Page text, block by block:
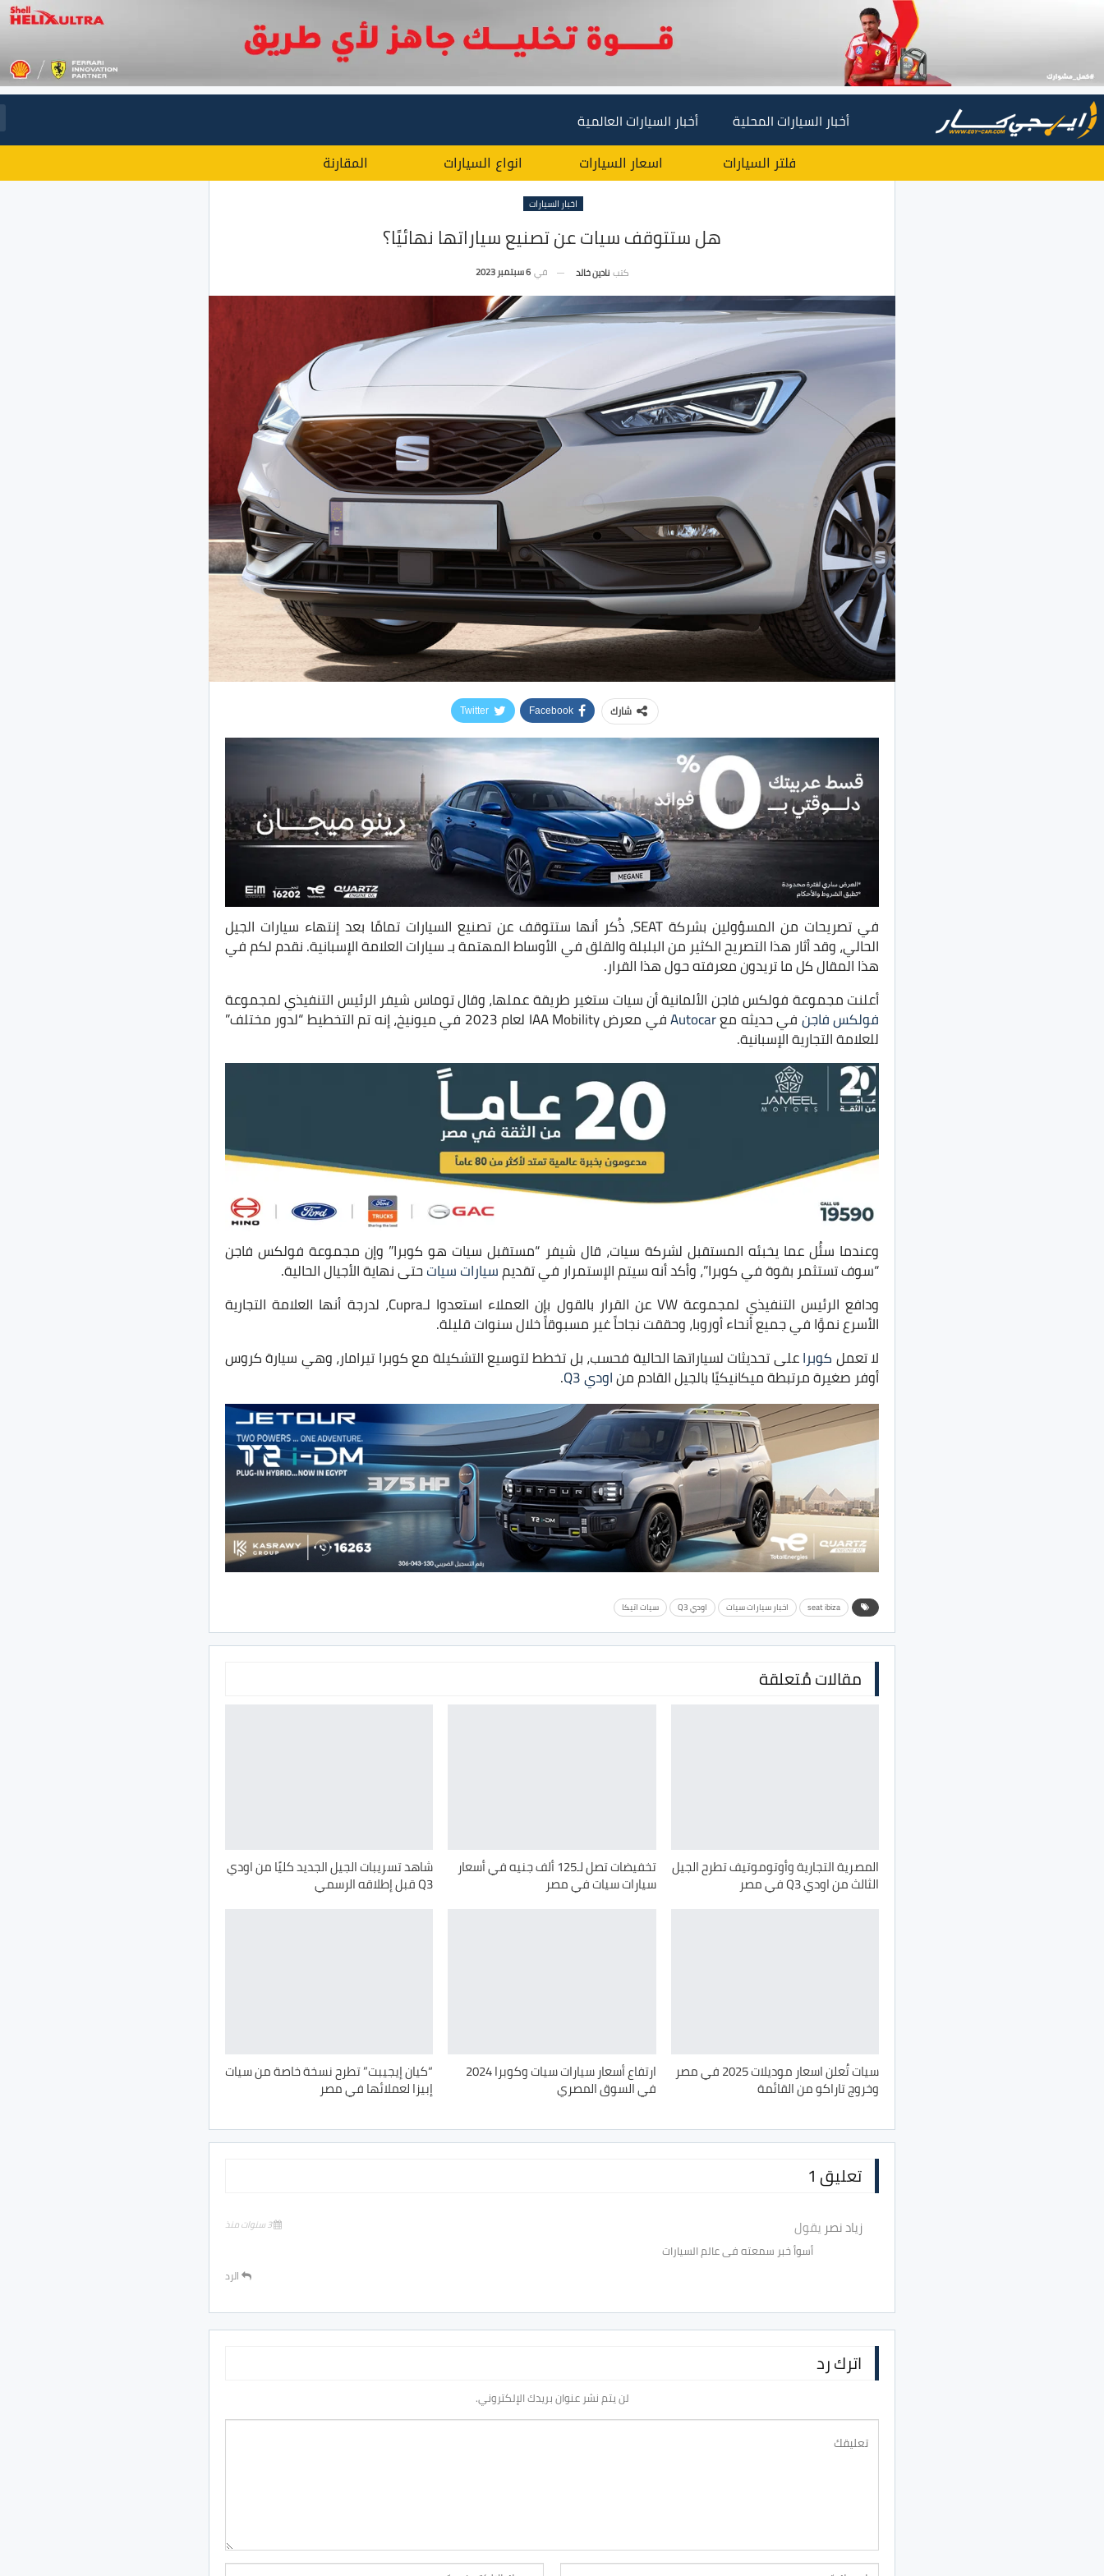
أخبار السيارات المحلية أخبار السيارات العالمية
فلتر السيارات اسعار السيارات انواع السيارات المقارنة
اخبار السيارات
هل ستتوقف سيات عن تصنيع سياراتها نهائيًا؟
كتب نادين خالد في 6 سبتمبر 2023
شارك Facebook
Twitter
في تصريحات من المسؤولين بشركة SEAT، ذُكر أنها ستتوقف عن تصنيع السيارات تمامًا بعد إنتهاء سيارات الجيل
الحالي، وقد أثار هذا التصريح الكثير من البلبلة والقلق في الأوساط المهتمة بـ سيارات العلامة الإسبانية. نقدم لكم في
هذا المقال كل ما تريدون معرفته حول هذا القرار.
أعلنت مجموعة فولكس فاجن الألمانية أن سيات ستغير طريقة عملها، وقال توماس شيفر الرئيس التنفيذي لمجموعة
فولكس فاجنفي حديثه معAutocar في معرض IAA Mobility لعام 2023 في ميونيخ، إنه تم التخطيط “لدور مختلف”
للعلامة التجارية الإسبانية.
وعندما سئُل عما يخبئه المستقبل لشركة سيات، قال شيفر “مستقبل سيات هو كوبرا” وإن مجموعة فولكس فاجن
“سوف تستثمر بقوة في كوبرا”، وأكد أنه سيتم الإستمرار في تقديمسيارات سياتحتى نهاية الأجيال الحالية.
ودافع الرئيس التنفيذي لمجموعة VW عن القرار بالقول بإن العملاء استعدوا لـCupra، لدرجة أنها العلامة التجارية
الأسرع نموًا في جميع أنحاء أوروبا، وحققت نجاحاً غير مسبوقاً خلال سنوات قليلة.
لا تعملكوبراعلى تحديثات لسياراتها الحالية فحسب، بل تخطط لتوسيع التشكيلة مع كوبرا تيرامار، وهي سيارة كروس
أوفر صغيرة مرتبطة ميكانيكيًا بالجيل القادم مناودي Q3 .
seat ibiza اخبار سيارات سيات اودي Q3 سيات اتيكا
مقالات مُتعلقة
المصرية التجارية وأوتوموتيف تطرح الجيل
الثالث من اودي Q3 في مصر
تخفيضات تصل لـ125 ألف جنيه في أسعار
سيارات سيات في مصر
شاهد تسريبات الجيل الجديد كليًا من اودي
Q3 قبل إطلاقه الرسمي
سيات تُعلن اسعار موديلات 2025 في مصر
وخروج تاراكو من القائمة
ارتفاع أسعار سيارات سيات وكوبرا 2024
في السوق المصري
“كيان إيجيبت” تطرح نسخة خاصة من سيات
إبيزا لعملائها في مصر
تعليق 1
زياد نصريقول 3 سنوات منذ
أسوأ خبر سمعته فى عالم السيارات
الرد
اترك رد
لن يتم نشر عنوان بريدك الإلكتروني.